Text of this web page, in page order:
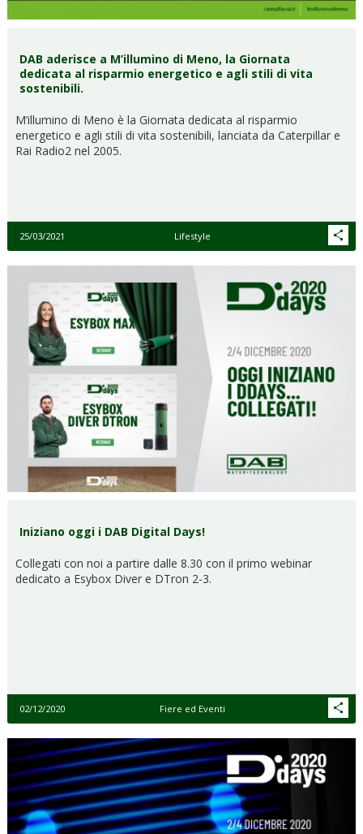
DAB aderisce a M’illumino di Meno, la Giornata
dedicata al risparmio energetico e agli stili di vita
sostenibili.
M’illumino di Meno è la Giornata dedicata al risparmio
energetico e agli stili di vita sostenibili, lanciata da Caterpillar e
Rai Radio2 nel 2005.
25/03/2021 Lifestyle
Iniziano oggi i DAB Digital Days!
Collegati con noi a partire dalle 8.30 con il primo webinar
dedicato a Esybox Diver e DTron 2-3.
02/12/2020 Fiere ed Eventi